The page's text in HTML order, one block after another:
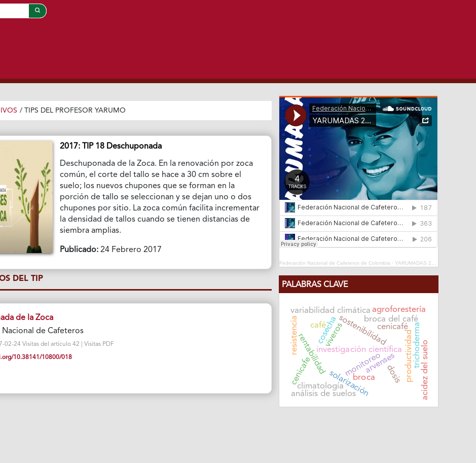
/ TIPS DEL PROFESOR YARUMO
2017: TIP 18 Deschuponada
Deschuponada de la Zoca. En la renovación por zoca
común, el corte del tallo se hace a 30 cm sobre el
suelo; los nuevos chupones que se forman en la
porción de tallo se seleccionan y se dejan uno o dos
chupones por sitio. La zoca común facilita incrementar
la densidad de tallos cuando se tienen distancias de
siembra amplias.
Publicado: 24 Febrero 2017
DEL TIP
de la Zoca
Nacional de Cafeteros
02-24 Visitas del artículo 42 | Visitas PDF
10.38141/10800/018
Federación Nacional de Cafeteros de Colombia ·YARUMADAS 2024
PALABRAS CLAVE
investigación científica
sostenibilidad productividad
cenicafé
rentabilidad
broca
arvenses
solarización
variabilidad climática
cenicafe
análisis de suelos
dosis
monitoreo
broca del café
cosecha
resistencia caféviveros trichodermaacidez del suelo
climatología
agroforestería